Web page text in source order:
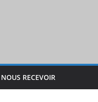
NOUS RECEVOIR